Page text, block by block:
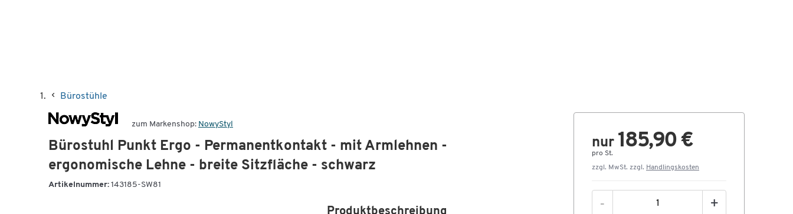
Bürostühle
zum Markenshop: NowyStyl
Bürostuhl Punkt Ergo - Permanentkontakt - mit Armlehnen -
ergonomische Lehne - breite Sitzfläche - schwarz
Artikelnummer: 143185-SW81
Produktbeschreibung
nur 185,90 €
pro St.
zzgl. MwSt. zzgl. Handlingskosten
- +